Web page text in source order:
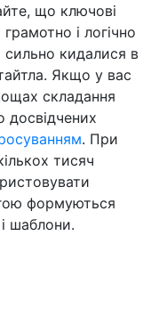
що ключові
і логічно
кидалися в
Якщо у вас
складання
досвідчених
. При
тисяч
формуються
і шаблони.